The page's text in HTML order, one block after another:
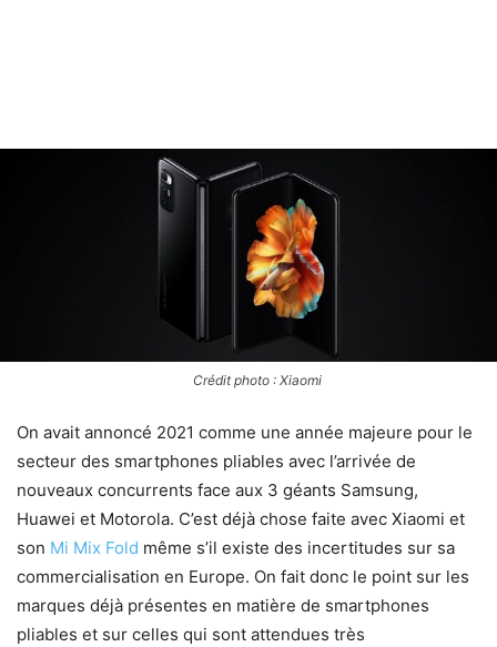
Crédit photo : Xiaomi
On avait annoncé 2021 comme une année majeure pour le
secteur des smartphones pliables avec l’arrivée de
nouveaux concurrents face aux 3 géants Samsung,
Huawei et Motorola. C’est déjà chose faite avec Xiaomi et
son Mi Mix Fold même s’il existe des incertitudes sur sa
commercialisation en Europe. On fait donc le point sur les
marques déjà présentes en matière de smartphones
pliables et sur celles qui sont attendues très